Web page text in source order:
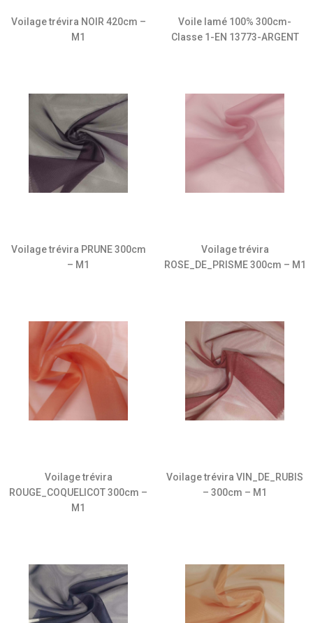
Voilage trévira NOIR 420cm –
M1
Voile lamé 100% 300cm-
Classe 1-EN 13773-ARGENT
Voilage trévira PRUNE 300cm
– M1
Voilage trévira
ROSE_DE_PRISME 300cm – M1
Voilage trévira
ROUGE_COQUELICOT 300cm –
M1
Voilage trévira VIN_DE_RUBIS
– 300cm – M1